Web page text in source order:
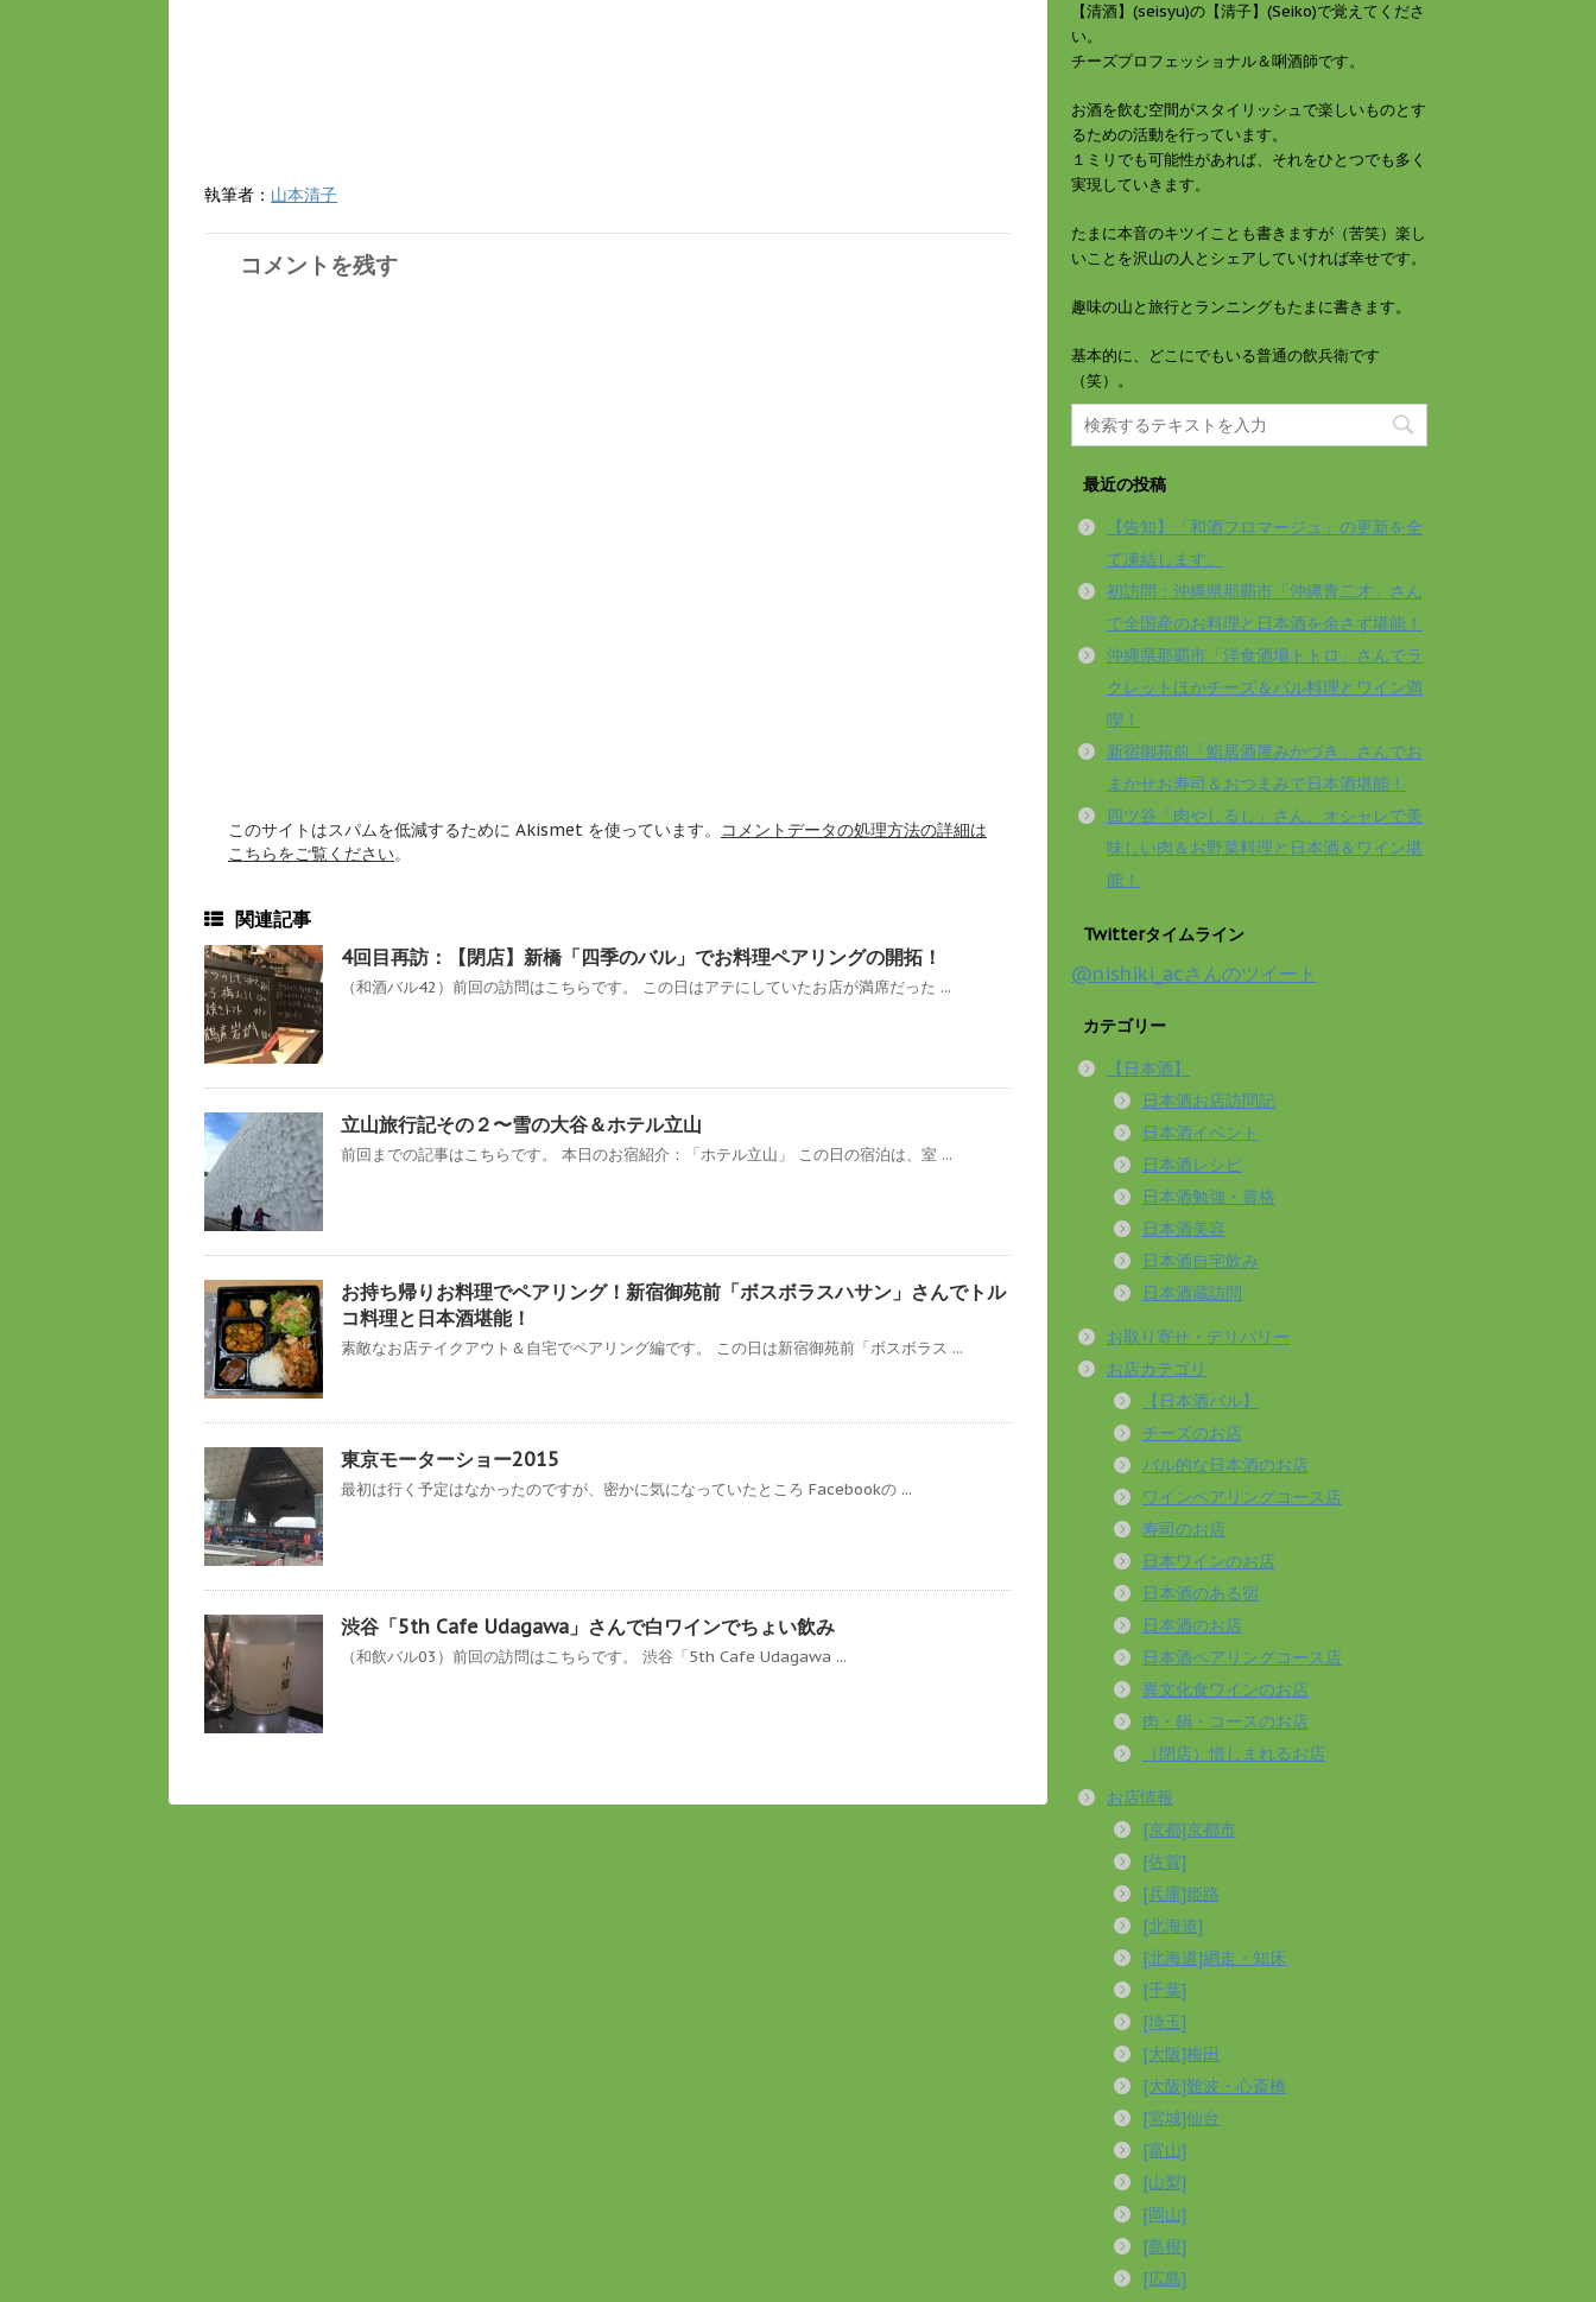
執筆者： 山本清子
コメントを残す
このサイトはスパムを低減するために Akismet を使っています。
コメントデータの処理方法の詳細は
こちらをご覧ください。
関連記事
4回目再訪：【閉店】新橋「四季のバル」でお料理ペアリングの開拓！
（和酒バル42）前回の訪問はこちらです。 この日はアテにしていたお店が満席だった ...
立山旅行記その２〜雪の大谷＆ホテル立山
前回までの記事はこちらです。 本日のお宿紹介：「ホテル立山」 この日の宿泊は、室 ...
お持ち帰りお料理でペアリング！新宿御苑前「ボスボラスハサン」さんでトル
コ料理と日本酒堪能！
素敵なお店テイクアウト＆自宅でペアリング編です。 この日は新宿御苑前「ボスボラス ...
東京モーターショー2015
最初は行く予定はなかったのですが、密かに気になっていたところ Facebookの ...
渋谷「5th Cafe Udagawa」さんで白ワインでちょい飲み
（和飲バル03）前回の訪問はこちらです。 渋谷「5th Cafe Udagawa ...
【清酒】(seisyu)の【清子】(Seiko)で覚えてくださ
い。
チーズプロフェッショナル＆唎酒師です。
お酒を飲む空間がスタイリッシュで楽しいものとす
るための活動を行っています。
１ミリでも可能性があれば、それをひとつでも多く
実現していきます。
たまに本音のキツイことも書きますが（苦笑）楽し
いことを沢山の人とシェアしていければ幸せです。
趣味の山と旅行とランニングもたまに書きます。
基本的に、どこにでもいる普通の飲兵衛です
（笑）。
最近の投稿
【告知】「和酒フロマージュ」の更新を全
て凍結します。
初訪問：沖縄県那覇市「沖縄青二才」さん
で全国産のお料理と日本酒を余さず堪能！
沖縄県那覇市「洋食酒場トトロ」さんでラ
クレットほかチーズ＆バル料理とワイン満
喫！
新宿御苑前「鮨居酒屋みかづき」さんでお
まかせお寿司＆おつまみで日本酒堪能！
四ツ谷「肉やしるし」さん、オシャレで美
味しい肉＆お野菜料理と日本酒＆ワイン堪
能！
Twitterタイムライン
@nishiki_acさんのツイート
カテゴリー
【日本酒】
日本酒お店訪問記
日本酒イベント
日本酒レシピ
日本酒勉強・資格
日本酒美容
日本酒自宅飲み
日本酒蔵訪問
お取り寄せ・デリバリー
お店カテゴリ
【日本酒バル】
チーズのお店
バル的な日本酒のお店
ワインペアリングコース店
寿司のお店
日本ワインのお店
日本酒のある宿
日本酒のお店
日本酒ペアリングコース店
異文化食ワインのお店
肉・鍋・コースのお店
（閉店）惜しまれるお店
お店情報
[京都]京都市
[佐賀]
[兵庫]姫路
[北海道]
[北海道]網走・知床
[千葉]
[埼玉]
[大阪]梅田
[大阪]難波・心斎橋
[宮城]仙台
[富山]
[山梨]
[岡山]
[島根]
[広島]